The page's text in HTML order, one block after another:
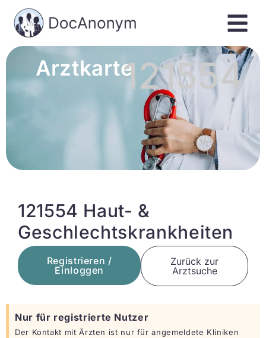
Arztkarte121554
121554 Haut- &
Geschlechtskrankheiten
Registrieren /
Einloggen
Zurück zur
Arztsuche
Nur für registrierte Nutzer
Der Kontakt mit Ärzten ist nur für angemeldete Kliniken